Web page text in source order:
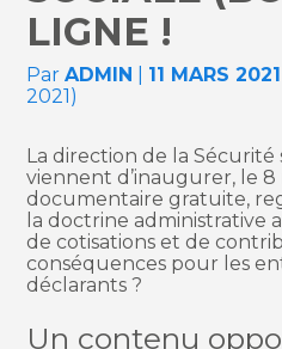
LIGNE !
ParADMIN 11 MARS 2021
2021)
La direction de la Sécurité
viennent d’inaugurer, le 8
documentaire gratuite,
la doctrine administrative
de cotisations et de
conséquences pour les
déclarants ?
Un contenu